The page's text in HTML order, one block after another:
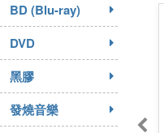
BD (Blu-ray)
DVD
黑膠
發燒音樂